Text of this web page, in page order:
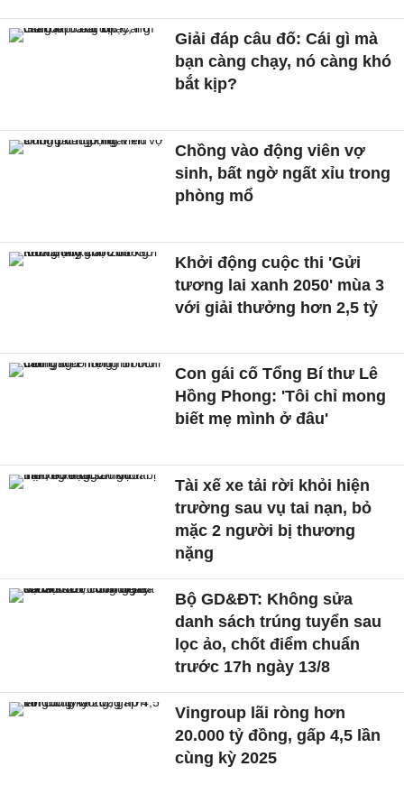
Giải đáp câu đố: Cái gì mà
bạn càng chạy, nó càng khó
bắt kịp?
Chồng vào động viên vợ
sinh, bất ngờ ngất xỉu trong
phòng mổ
Khởi động cuộc thi 'Gửi
tương lai xanh 2050' mùa 3
với giải thưởng hơn 2,5 tỷ
Con gái cố Tổng Bí thư Lê
Hồng Phong: 'Tôi chỉ mong
biết mẹ mình ở đâu'
Tài xế xe tải rời khỏi hiện
trường sau vụ tai nạn, bỏ
mặc 2 người bị thương
nặng
Bộ GD&ĐT: Không sửa
danh sách trúng tuyển sau
lọc ảo, chốt điểm chuẩn
trước 17h ngày 13/8
Vingroup lãi ròng hơn
20.000 tỷ đồng, gấp 4,5 lần
cùng kỳ 2025